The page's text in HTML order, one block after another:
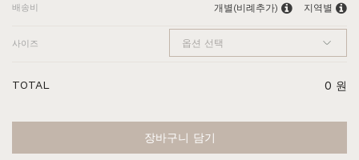
배송비 개별(비례추가) 지역별
사이즈
TOTAL 0 원
장바구니 담기